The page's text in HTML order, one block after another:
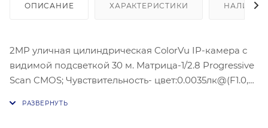
ОПИСАНИЕ ХАРАКТЕРИСТИКИ НАЛИЧИЕ
2MP уличная цилиндрическая ColorVu IP-камера с
видимой подсветкой 30 м. Матрица-1/2.8 Progressive
Scan CMOS; Чувствительность- цвет:0.0035лк@(F1.0,